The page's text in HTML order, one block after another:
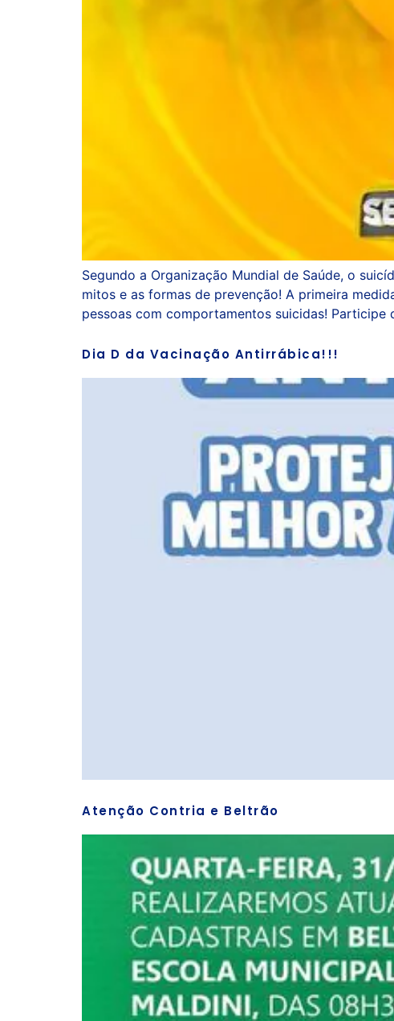
Segundo a Organização Mundial de Saúde, o
mitos e as formas de prevenção! A primeira
pessoas com comportamentos suicidas! Participe
Dia D da Vacinação Antirrábica!!!
Atenção Contria e Beltrão